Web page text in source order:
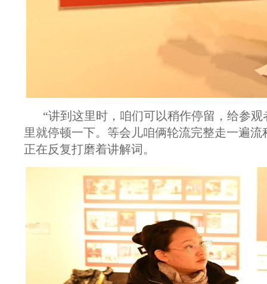
“讲到这里时，咱们可以稍作停留，给参
里就停顿一下。等会儿咱俩轮流完整走一遍
正在反复打磨着讲解词。